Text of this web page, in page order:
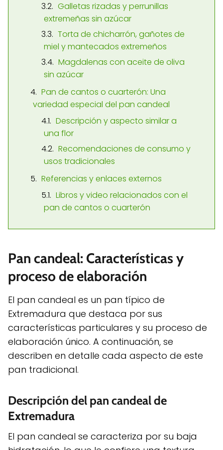
Galletas rizadas y perrunillas
extremeñas sin azúcar
Torta de chicharrón, gañotes de
miel y mantecados extremeños
Magdalenas con aceite de oliva
sin azúcar
Pan de cantos o cuarterón: Una
variedad especial del pan candeal
Descripción y aspecto similar a
una flor
Recomendaciones de consumo y
usos tradicionales
Referencias y enlaces externos
Libros y video relacionados con el
pan de cantos o cuarterón
Pan candeal: Características y
proceso de elaboración
El pan candeal es un pan típico de
Extremadura que destaca por sus
características particulares y su proceso de
elaboración único. A continuación, se
describen en detalle cada aspecto de este
pan tradicional.
Descripción del pan candeal de
Extremadura
El pan candeal se caracteriza por su baja